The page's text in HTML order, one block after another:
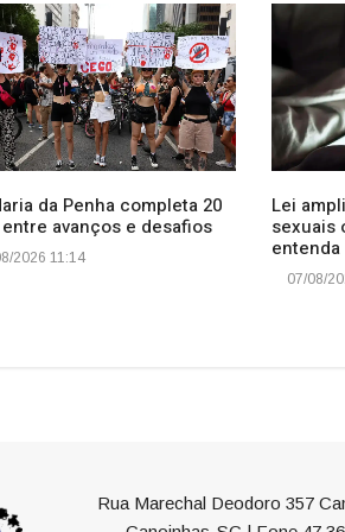
da Penha completa 20
avanços e desafios
2026 11:14
Lei
sexuais
entenda
07/08/
Rua Marechal Deodoro 357